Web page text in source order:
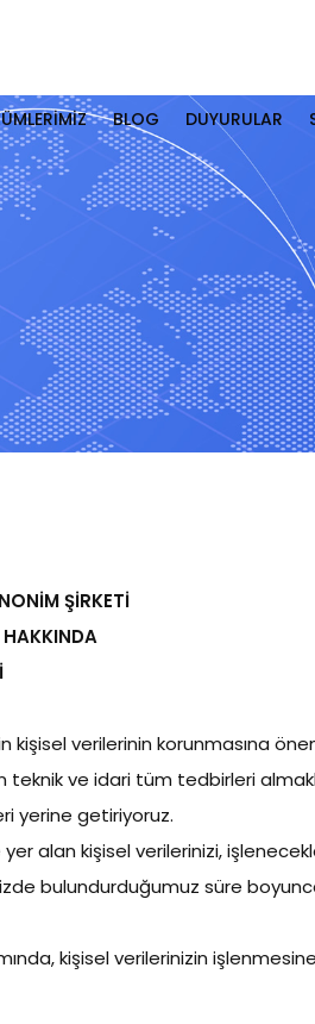
BLOG DUYURULAR
ŞİRKETİ
HAKKINDA
verilerinin korunmasına
teknik ve idari tüm tedbirleri
yerine getiriyoruz.
alan kişisel verilerinizi,
bulundurduğumuz süre
kişisel verilerinizin